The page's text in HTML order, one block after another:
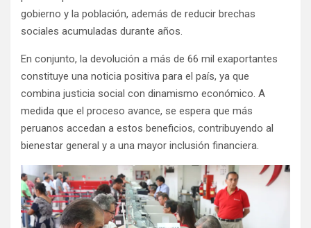
gobierno y la población, además de reducir brechas
sociales acumuladas durante años.
En conjunto, la devolución a más de 66 mil exaportantes
constituye una noticia positiva para el país, ya que
combina justicia social con dinamismo económico. A
medida que el proceso avance, se espera que más
peruanos accedan a estos beneficios, contribuyendo al
bienestar general y a una mayor inclusión financiera.